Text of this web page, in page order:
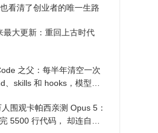
看清了创业者的唯一生路
最大更新：重回上古时代
之父：每半年清空一次
、skills 和 hooks，模型自
围观卡帕西亲测 Opus 5：
5500 行代码， 却连自己